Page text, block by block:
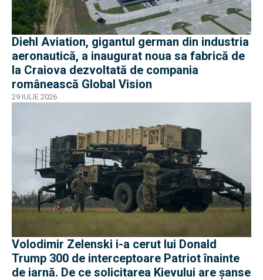
Diehl Aviation, gigantul german din industria
aeronautică, a inaugurat noua sa fabrică de
la Craiova dezvoltată de compania
românească Global Vision
29 IULIE 2026
Volodimir Zelenski i-a cerut lui Donald
Trump 300 de interceptoare Patriot înainte
de iarnă. De ce solicitarea Kievului are șanse